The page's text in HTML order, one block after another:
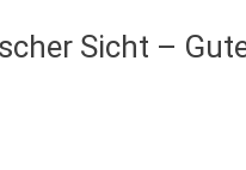
Sicht –